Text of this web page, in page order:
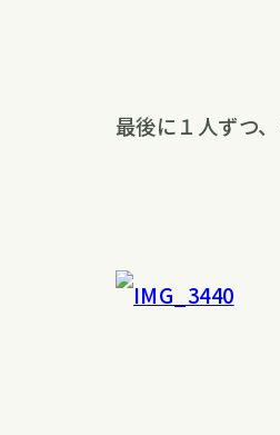
最後に１人ずつ